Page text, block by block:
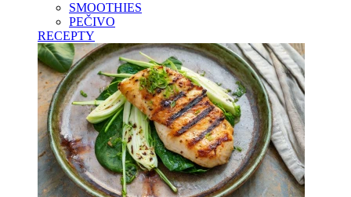
SMOOTHIES
PEČIVO
RECEPTY